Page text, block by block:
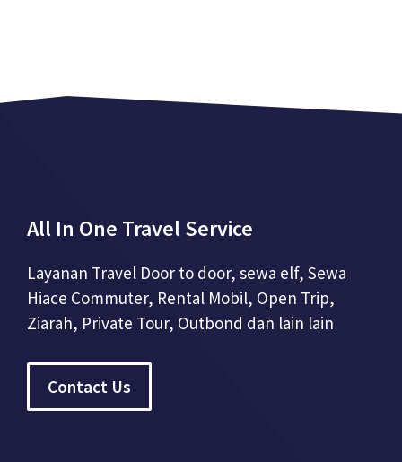
All In One Travel Service
Layanan Travel Door to door, sewa elf, Sewa
Hiace Commuter, Rental Mobil, Open Trip,
Ziarah, Private Tour, Outbond dan lain lain
Contact Us